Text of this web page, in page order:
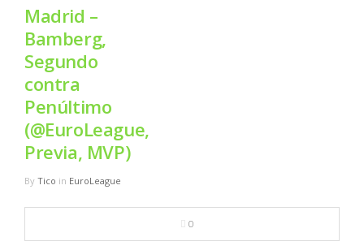
FORMACIÓN
NBA
MULTIMEDIA
RIO 2016
Madrid –
Bamberg,
Segundo
contra
Penúltimo
(@EuroLeague,
Previa, MVP)
By Tico in EuroLeague
0